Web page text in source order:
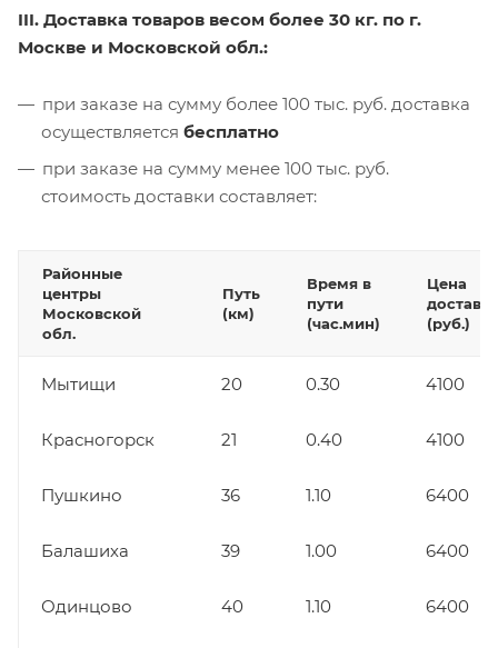
III. Доставка товаров весом более 30 кг. по г.
Москве и Московской обл.:
при заказе на сумму более 100 тыс. руб. доставка
осуществляется бесплатно
при заказе на сумму менее 100 тыс. руб.
стоимость доставки составляет:
Районные
центры
Московской
обл.
Путь
(км)
Время в
пути
(час.мин)
Цена
(руб.)
Мытищи 20 0.30 4100
Красногорск 21 0.40 4100
Пушкино 36 1.10 6400
Балашиха 39 1.00 6400
Одинцово 40 1.10 6400